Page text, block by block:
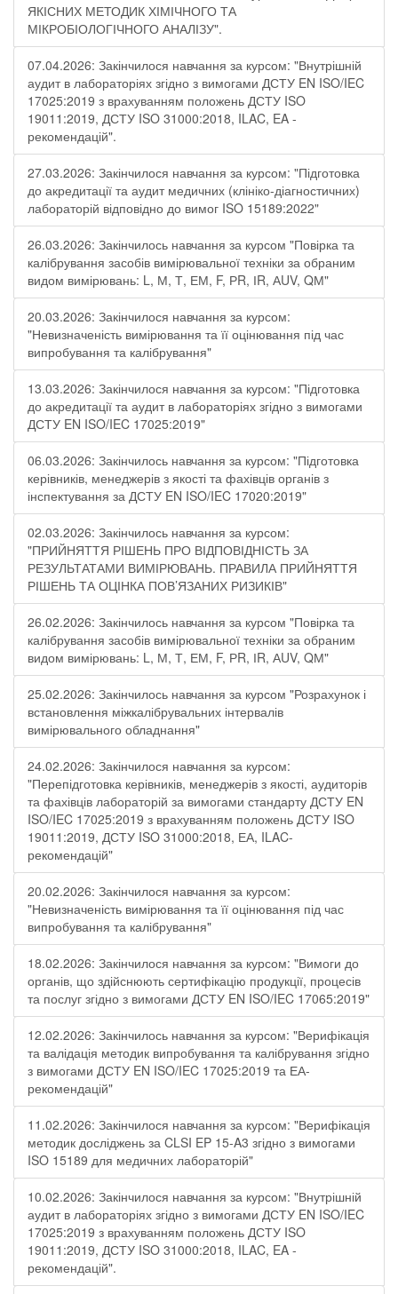
ЯКІСНИХ МЕТОДИК ХІМІЧНОГО ТА
МІКРОБІОЛОГІЧНОГО АНАЛІЗУ".
07.04.2026: Закінчилося навчання за курсом: "Внутрішній
аудит в лабораторіях згідно з вимогами ДСТУ EN ISO/IEC
17025:2019 з врахуванням положень ДСТУ ISO
19011:2019, ДСТУ ISO 31000:2018, ILAC, EA -
рекомендацій".
27.03.2026: Закінчилося навчання за курсом: "Підготовка
до акредитації та аудит медичних (клініко-діагностичних)
лабораторій відповідно до вимог ISO 15189:2022"
26.03.2026: Закінчилось навчання за курсом "Повірка та
калібрування засобів вимірювальної техніки за обраним
видом вимірювань: L, М, Т, ЕМ, F, РR, ІR, АUV, QМ"
20.03.2026: Закінчилося навчання за курсом:
"Невизначеність вимірювання та її оцінювання під час
випробування та калібрування"
13.03.2026: Закінчилося навчання за курсом: "Підготовка
до акредитації та аудит в лабораторіях згідно з вимогами
ДСТУ EN ISO/IEC 17025:2019"
06.03.2026: Закінчилось навчання за курсом: "Підготовка
керівників, менеджерів з якості та фахівців органів з
інспектування за ДСТУ EN ISO/IEC 17020:2019"
02.03.2026: Закінчилось навчання за курсом:
"ПРИЙНЯТТЯ РІШЕНЬ ПРО ВІДПОВІДНІСТЬ ЗА
РЕЗУЛЬТАТАМИ ВИМІРЮВАНЬ. ПРАВИЛА ПРИЙНЯТТЯ
РІШЕНЬ ТА ОЦІНКА ПОВ’ЯЗАНИХ РИЗИКІВ"
26.02.2026: Закінчилось навчання за курсом "Повірка та
калібрування засобів вимірювальної техніки за обраним
видом вимірювань: L, М, Т, ЕМ, F, РR, ІR, АUV, QМ"
25.02.2026: Закінчилось навчання за курсом "Розрахунок і
встановлення міжкалібрувальних інтервалів
вимірювального обладнання"
24.02.2026: Закінчилося навчання за курсом:
"Перепідготовка керівників, менеджерів з якості, аудиторів
та фахівців лабораторій за вимогами стандарту ДСТУ EN
ISO/IEC 17025:2019 з врахуванням положень ДСТУ ISO
19011:2019, ДСТУ ISO 31000:2018, ЕА, ILAC-
рекомендацій"
20.02.2026: Закінчилося навчання за курсом:
"Невизначеність вимірювання та її оцінювання під час
випробування та калібрування"
18.02.2026: Закінчилося навчання за курсом: "Вимоги до
органів, що здійснюють сертифікацію продукції, процесів
та послуг згідно з вимогами ДСТУ EN ISO/IEC 17065:2019"
12.02.2026: Закінчилось навчання за курсом: "Верифікація
та валідація методик випробування та калібрування згідно
з вимогами ДСТУ EN ISO/IEC 17025:2019 та ЕА-
рекомендацій"
11.02.2026: Закінчилося навчання за курсом: "Верифікація
методик досліджень за CLSI EP 15-A3 згідно з вимогами
ISO 15189 для медичних лабораторій"
10.02.2026: Закінчилося навчання за курсом: "Внутрішній
аудит в лабораторіях згідно з вимогами ДСТУ EN ISO/IEC
17025:2019 з врахуванням положень ДСТУ ISO
19011:2019, ДСТУ ISO 31000:2018, ILAC, EA -
рекомендацій".